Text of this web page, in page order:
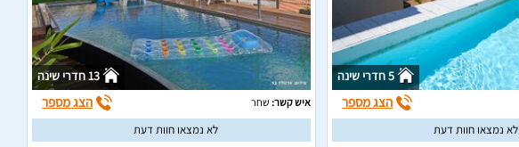
5 חדרי שינה
הצג מספר
לא נמצאו חוות דעת
13 חדרי שינה
איש קשר: שחר הצג מספר
לא נמצאו חוות דעת